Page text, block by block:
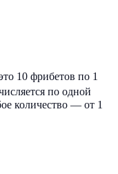
10 фрибетов по 1
по одной
количество — от 1